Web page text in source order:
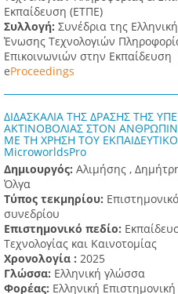
Εκπαίδευση (ΕΤΠΕ)
Συλλογή: Συνέδρια της
Ένωσης Τεχνολογιών
Επικοινωνιών στην
eProceedings
ΔΙΔΑΣΚΑΛΙΑ ΤΗΣ ΔΡΑΣΗΣ ΤΗΣ
ΑΚΤΙΝΟΒΟΛΙΑΣ ΣΤΟΝ
ΜΕ ΤΗ ΧΡΗΣΗ ΤΟΥ
MicroworldsPro
Δημιουργός: Αλιμήσης ,
Όλγα
Τύπος τεκμηρίου:
συνεδρίου
Επιστημονικό πεδίο:
Τεχνολογίας και Καινοτομίας
Χρονολογία : 2025
Γλώσσα: Ελληνική γλώσσα
Φορέας: Ελληνική